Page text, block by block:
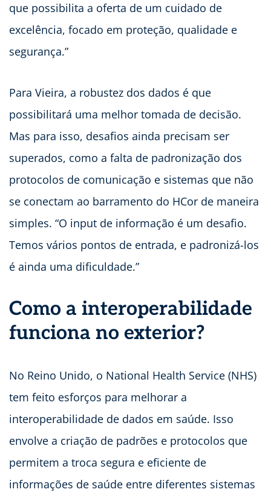
que possibilita a oferta de um cuidado de
excelência, focado em proteção, qualidade e
segurança.”
Para Vieira, a robustez dos dados é que
possibilitará uma melhor tomada de decisão.
Mas para isso, desafios ainda precisam ser
superados, como a falta de padronização dos
protocolos de comunicação e sistemas que não
se conectam ao barramento do HCor de maneira
simples. “O input de informação é um desafio.
Temos vários pontos de entrada, e padronizá-los
é ainda uma dificuldade.”
Como a interoperabilidade
funciona no exterior?
No Reino Unido, o National Health Service (NHS)
tem feito esforços para melhorar a
interoperabilidade de dados em saúde. Isso
envolve a criação de padrões e protocolos que
permitem a troca segura e eficiente de
informações de saúde entre diferentes sistemas